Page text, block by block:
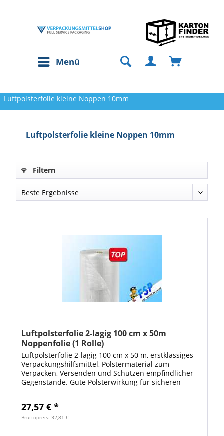
Menü
Luftpolsterfolie kleine Noppen 10mm
Luftpolsterfolie kleine Noppen 10mm
Filtern
Luftpolsterfolie 2-lagig 100 cm x 50m
Noppenfolie (1 Rolle)
Luftpolsterfolie 2-lagig 100 cm x 50 m, erstklassiges
Verpackungshilfsmittel, Polstermaterial zum
Verpacken, Versenden und Schützen empfindlicher
Gegenstände. Gute Polsterwirkung für sicheren
27,57 € *
Bruttopreis: 32,81 €